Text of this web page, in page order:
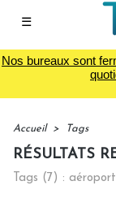
☰
Nos bureaux sont
Accueil > Tags
RÉSULTATS
Tags (7) :